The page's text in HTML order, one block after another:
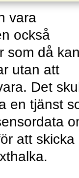
vara
också
som då
utan att
Det
en tjänst
att skicka